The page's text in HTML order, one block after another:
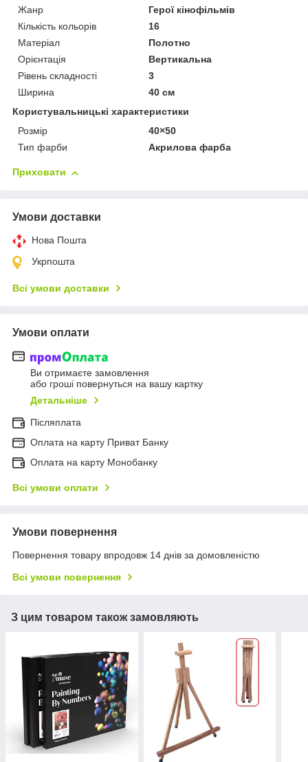
Жанр
Герої кінофільмів
Кількість кольорів
16
Матеріал
Полотно
Орієнтація
Вертикальна
Рівень складності
3
Ширина
40 см
Користувальницькі характеристики
Розмір
40×50
Тип фарби
Акрилова фарба
Приховати
Умови доставки
Нова Пошта
Укрпошта
Всі умови доставки
Умови оплати
Ви отримаєте замовлення
або гроші повернуться на вашу картку
Детальніше
Післяплата
Оплата на карту Приват Банку
Оплата на карту Монобанку
Всі умови оплати
Умови повернення
Повернення товару впродовж 14 днів за домовленістю
Всі умови повернення
З цим товаром також замовляють